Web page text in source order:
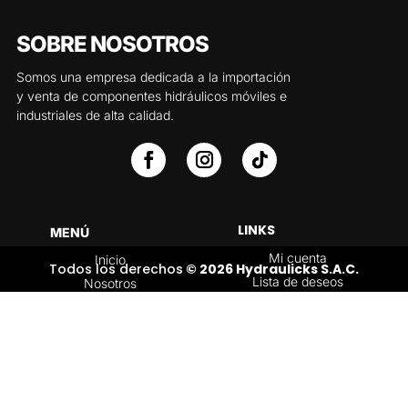
SOBRE NOSOTROS
Somos una empresa dedicada a la importación
y venta de componentes hidráulicos móviles e
industriales de alta calidad.
MENÚ
Inicio
Nosotros
LINKS
Mi cuenta
Lista de deseos
Todos los derechos © 2026 Hydraulicks S.A.C.